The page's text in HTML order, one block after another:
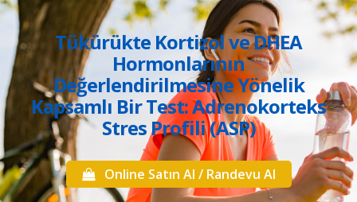
Tükürükte Kortizol ve DHEA
Hormonlarının
Değerlendirilmesine Yönelik
Kapsamlı Bir Test: Adrenokorteks
Stres Profili (ASP)
Online Satın Al / Randevu Al